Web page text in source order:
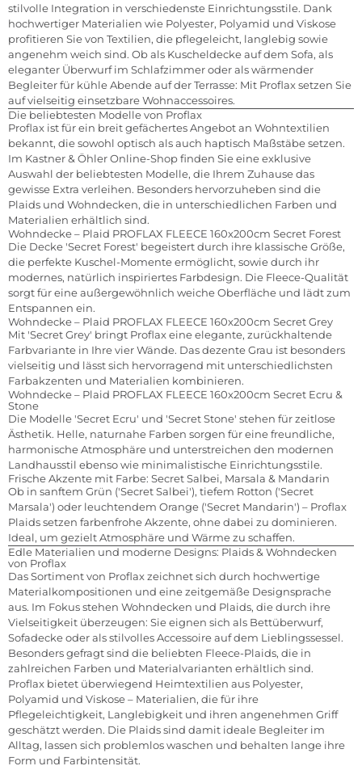
stilvolle Integration in verschiedenste Einrichtungsstile. Dank
hochwertiger Materialien wie Polyester, Polyamid und Viskose
profitieren Sie von Textilien, die pflegeleicht, langlebig sowie
angenehm weich sind. Ob als Kuscheldecke auf dem Sofa, als
eleganter Überwurf im Schlafzimmer oder als wärmender
Begleiter für kühle Abende auf der Terrasse: Mit Proflax setzen Sie
auf vielseitig einsetzbare Wohnaccessoires.
Die beliebtesten Modelle von Proflax
Proflax ist für ein breit gefächertes Angebot an Wohntextilien
bekannt, die sowohl optisch als auch haptisch Maßstäbe setzen.
Im Kastner & Öhler Online-Shop finden Sie eine exklusive
Auswahl der beliebtesten Modelle, die Ihrem Zuhause das
gewisse Extra verleihen. Besonders hervorzuheben sind die
Plaids und Wohndecken, die in unterschiedlichen Farben und
Materialien erhältlich sind.
Wohndecke – Plaid PROFLAX FLEECE 160x200cm Secret Forest
Die Decke 'Secret Forest' begeistert durch ihre klassische Größe,
die perfekte Kuschel-Momente ermöglicht, sowie durch ihr
modernes, natürlich inspiriertes Farbdesign. Die Fleece-Qualität
sorgt für eine außergewöhnlich weiche Oberfläche und lädt zum
Entspannen ein.
Wohndecke – Plaid PROFLAX FLEECE 160x200cm Secret Grey
Mit 'Secret Grey' bringt Proflax eine elegante, zurückhaltende
Farbvariante in Ihre vier Wände. Das dezente Grau ist besonders
vielseitig und lässt sich hervorragend mit unterschiedlichsten
Farbakzenten und Materialien kombinieren.
Wohndecke – Plaid PROFLAX FLEECE 160x200cm Secret Ecru &
Stone
Die Modelle 'Secret Ecru' und 'Secret Stone' stehen für zeitlose
Ästhetik. Helle, naturnahe Farben sorgen für eine freundliche,
harmonische Atmosphäre und unterstreichen den modernen
Landhausstil ebenso wie minimalistische Einrichtungsstile.
Frische Akzente mit Farbe: Secret Salbei, Marsala & Mandarin
Ob in sanftem Grün ('Secret Salbei'), tiefem Rotton ('Secret
Marsala') oder leuchtendem Orange ('Secret Mandarin') – Proflax
Plaids setzen farbenfrohe Akzente, ohne dabei zu dominieren.
Ideal, um gezielt Atmosphäre und Wärme zu schaffen.
Edle Materialien und moderne Designs: Plaids & Wohndecken
von Proflax
Das Sortiment von Proflax zeichnet sich durch hochwertige
Materialkompositionen und eine zeitgemäße Designsprache
aus. Im Fokus stehen Wohndecken und Plaids, die durch ihre
Vielseitigkeit überzeugen: Sie eignen sich als Bettüberwurf,
Sofadecke oder als stilvolles Accessoire auf dem Lieblingssessel.
Besonders gefragt sind die beliebten Fleece-Plaids, die in
zahlreichen Farben und Materialvarianten erhältlich sind.
Proflax bietet überwiegend Heimtextilien aus Polyester,
Polyamid und Viskose – Materialien, die für ihre
Pflegeleichtigkeit, Langlebigkeit und ihren angenehmen Griff
geschätzt werden. Die Plaids sind damit ideale Begleiter im
Alltag, lassen sich problemlos waschen und behalten lange ihre
Form und Farbintensität.